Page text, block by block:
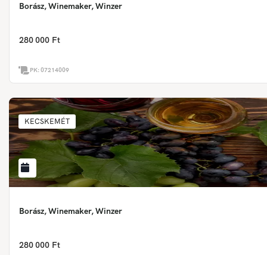
Borász, Winemaker, Winzer
280 000 Ft
PK:07214009
KECSKEMÉT
Borász, Winemaker, Winzer
280 000 Ft